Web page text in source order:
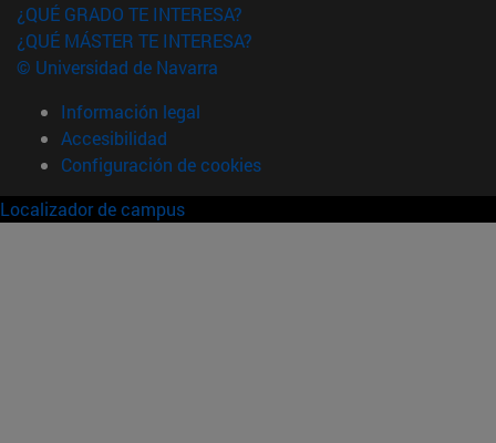
¿QUÉ GRADO TE INTERESA?
¿QUÉ MÁSTER TE INTERESA?
© Universidad de Navarra
Información legal
Accesibilidad
Configuración de cookies
Localizador de campus